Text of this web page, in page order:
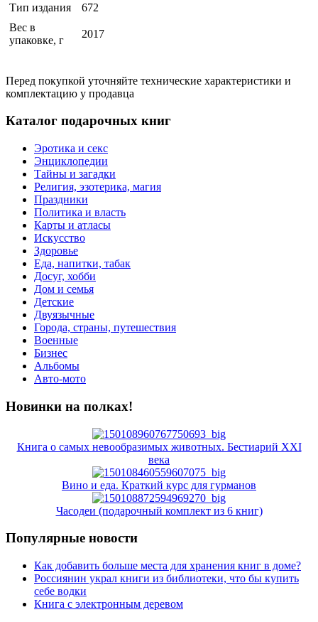
Тип издания
672
Вес в
упаковке, г
2017
Перед покупкой уточняйте технические характеристики и
комплектацию у продавца
Каталог подарочных книг
Эротика и секс
Энциклопедии
Тайны и загадки
Религия, эзотерика, магия
Праздники
Политика и власть
Карты и атласы
Искусство
Здоровье
Еда, напитки, табак
Досуг, хобби
Дом и семья
Детские
Двуязычные
Города, страны, путешествия
Военные
Бизнес
Альбомы
Авто-мото
Новинки на полках!
Книга о самых невообразимых животных. Бестиарий XXI
века
Вино и еда. Краткий курс для гурманов
Часодеи (подарочный комплект из 6 книг)
Популярные новости
Как добавить больше места для хранения книг в доме?
Россиянин украл книги из библиотеки, что бы купить
себе водки
Книга с электронным деревом